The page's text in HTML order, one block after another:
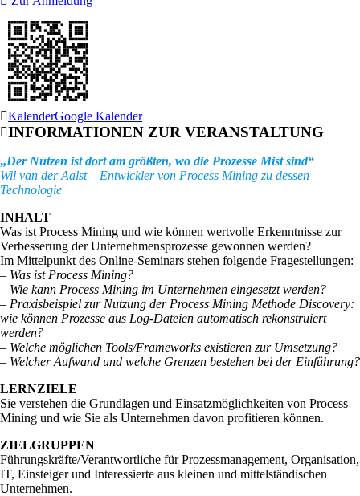
KalenderGoogle Kalender
INFORMATIONEN ZUR VERANSTALTUNG
„Der Nutzen ist dort am größten, wo die Prozesse Mist sind“
Wil van der Aalst – Entwickler von Process Mining zu dessen
Technologie
INHALT
Was ist Process Mining und wie können wertvolle Erkenntnisse zur
Verbesserung der Unternehmensprozesse gewonnen werden?
Im Mittelpunkt des Online-Seminars stehen folgende Fragestellungen:
– Was ist Process Mining?
– Wie kann Process Mining im Unternehmen eingesetzt werden?
– Praxisbeispiel zur Nutzung der Process Mining Methode Discovery:
wie können Prozesse aus Log-Dateien automatisch rekonstruiert
werden?
– Welche möglichen Tools/Frameworks existieren zur Umsetzung?
– Welcher Aufwand und welche Grenzen bestehen bei der Einführung?
LERNZIELE
Sie verstehen die Grundlagen und Einsatzmöglichkeiten von Process
Mining und wie Sie als Unternehmen davon profitieren können.
ZIELGRUPPEN
Führungskräfte/Verantwortliche für Prozessmanagement, Organisation,
IT, Einsteiger und Interessierte aus kleinen und mittelständischen
Unternehmen.